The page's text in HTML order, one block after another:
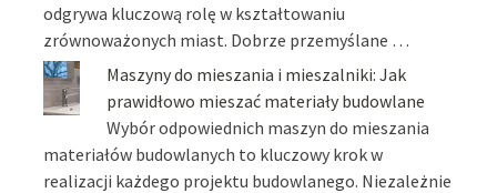
odgrywa kluczową rolę w kształtowaniu
zrównoważonych miast. Dobrze przemyślane …
Maszyny do mieszania i mieszalniki: Jak
prawidłowo mieszać materiały budowlane
Wybór odpowiednich maszyn do mieszania
materiałów budowlanych to kluczowy krok w
realizacji każdego projektu budowlanego. Niezależnie